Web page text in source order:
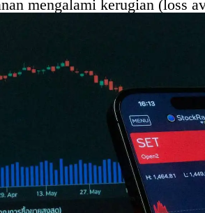
mengalami kerugian (loss